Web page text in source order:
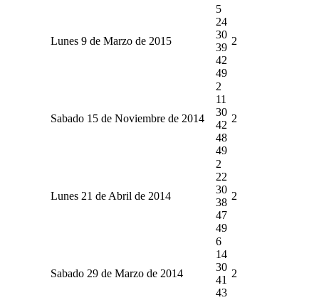
Lunes 9 de Marzo de 2015
5
24
30
39
42
49
2
Sabado 15 de Noviembre de 2014
2
11
30
42
48
49
2
Lunes 21 de Abril de 2014
2
22
30
38
47
49
2
Sabado 29 de Marzo de 2014
6
14
30
41
43
2